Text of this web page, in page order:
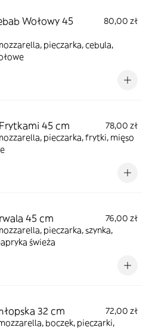
Wołowy 45
80,00 zł
pieczarka, cebula,
45 cm
78,00 zł
pieczarka, frytki, mięso
45 cm
76,00 zł
pieczarka, szynka,
świeża
32 cm
72,00 zł
boczek, pieczarki,